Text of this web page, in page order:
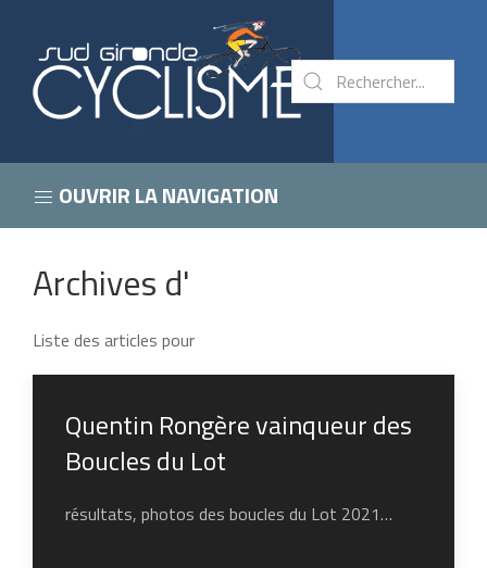
OUVRIR LA NAVIGATION
Archives d'
Liste des articles pour
Quentin Rongère vainqueur des
Boucles du Lot
résultats, photos des boucles du Lot 2021…